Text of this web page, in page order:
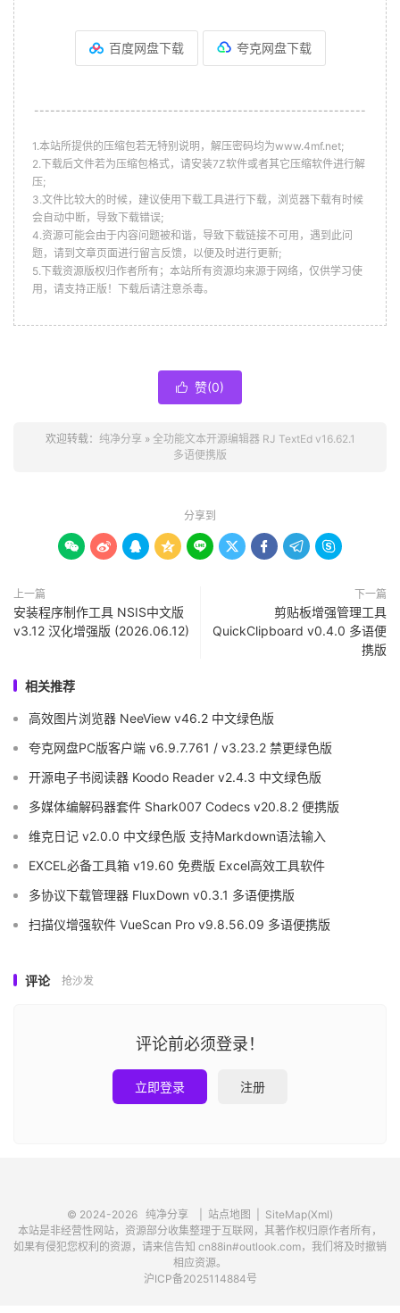
百度网盘下载 夸克网盘下载
--------------------------------------------------------------
1.本站所提供的压缩包若无特别说明，解压密码均为www.4mf.net;
2.下载后文件若为压缩包格式，请安装7Z软件或者其它压缩软件进行解
压;
3.文件比较大的时候，建议使用下载工具进行下载，浏览器下载有时候
会自动中断，导致下载错误;
4.资源可能会由于内容问题被和谐，导致下载链接不可用，遇到此问
题，请到文章页面进行留言反馈，以便及时进行更新;
5.下载资源版权归作者所有；本站所有资源均来源于网络，仅供学习使
用，请支持正版！下载后请注意杀毒。
 赞(0)
欢迎转载： 纯净分享 » 全功能文本开源编辑器 RJ TextEd v16.62.1
多语便携版
分享到
        
上一篇
安装程序制作工具 NSIS中文版
v3.12 汉化增强版 (2026.06.12)
下一篇
剪贴板增强管理工具
QuickClipboard v0.4.0 多语便
携版
相关推荐
高效图片浏览器 NeeView v46.2 中文绿色版
夸克网盘PC版客户端 v6.9.7.761 / v3.23.2 禁更绿色版
开源电子书阅读器 Koodo Reader v2.4.3 中文绿色版
多媒体编解码器套件 Shark007 Codecs v20.8.2 便携版
维克日记 v2.0.0 中文绿色版 支持Markdown语法输入
EXCEL必备工具箱 v19.60 免费版 Excel高效工具软件
多协议下载管理器 FluxDown v0.3.1 多语便携版
扫描仪增强软件 VueScan Pro v9.8.56.09 多语便携版
评论 抢沙发
评论前必须登录！
立即登录 注册
© 2024-2026 纯净分享 站点地图
SiteMap(Xml)
本站是非经营性网站，资源部分收集整理于互联网，其著作权归原作者所有，
如果有侵犯您权利的资源，请来信告知 cn88in#outlook.com，我们将及时撤销
相应资源。
沪ICP备2025114884号